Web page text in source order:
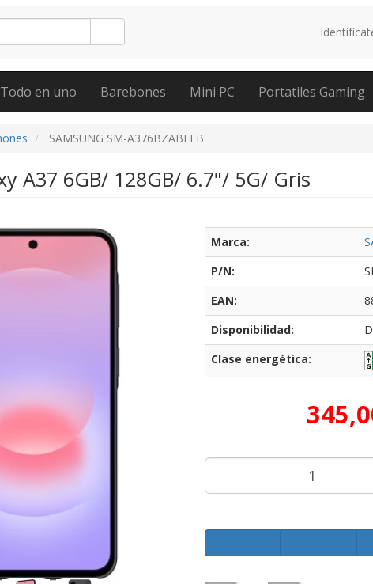
en uno Barebones Mini PC Portatiles Gaming
SAMSUNG SM-A376BZABEEB
A37 6GB/ 128GB/ 6.7"/ 5G/ Gris
Marca:
P/N:
EAN:
Disponibilidad:
Clase energética: